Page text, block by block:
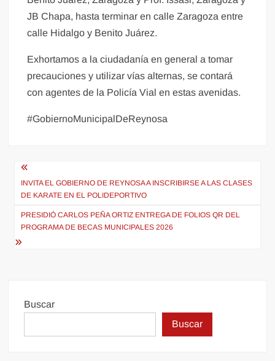
JB Chapa, hasta terminar en calle Zaragoza entre
calle Hidalgo y Benito Juárez.
Exhortamos a la ciudadanía en general a tomar
precauciones y utilizar vías alternas, se contará
con agentes de la Policía Vial en estas avenidas.
#GobiernoMunicipalDeReynosa
Navegación
de
entradas
INVITA EL GOBIERNO DE REYNOSA A INSCRIBIRSE A LAS CLASES
DE KARATE EN EL POLIDEPORTIVO
PRESIDIÓ CARLOS PEÑA ORTIZ ENTREGA DE FOLIOS QR DEL
PROGRAMA DE BECAS MUNICIPALES 2026
Buscar
Buscar